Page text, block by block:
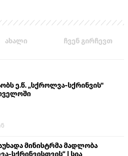
ახალი ჩვენ გირჩევთ
ე.წ. „სქროლვა-სქრინვის"
მინისტრმა მადლობა
სქრინვისთვის“ | სია